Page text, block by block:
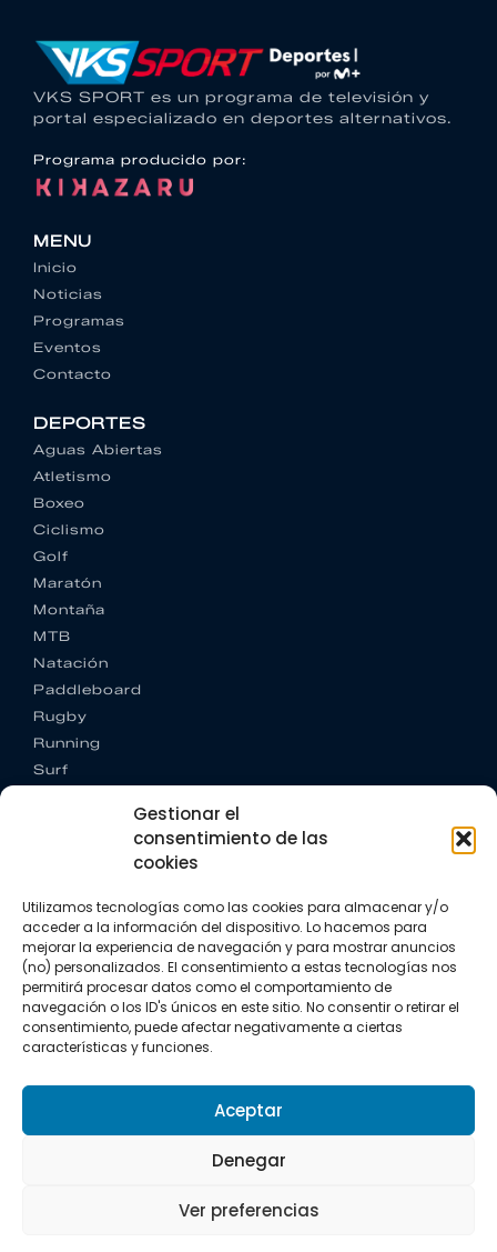
Gestionar el
consentimiento de las
cookies
Utilizamos tecnologías como las cookies para almacenar y/o
acceder a la información del dispositivo. Lo hacemos para
mejorar la experiencia de navegación y para mostrar anuncios
(no) personalizados. El consentimiento a estas tecnologías nos
permitirá procesar datos como el comportamiento de
navegación o los ID's únicos en este sitio. No consentir o retirar el
consentimiento, puede afectar negativamente a ciertas
características y funciones.
Aceptar
Denegar
Ver preferencias
VKS SPORT es un programa de televisión y
portal especializado en deportes alternativos.
Programa producido por:
MENU
Inicio
Noticias
Programas
Eventos
Contacto
DEPORTES
Aguas Abiertas
Atletismo
Boxeo
Ciclismo
Golf
Maratón
Montaña
MTB
Natación
Paddleboard
Rugby
Running
Surf
CONTACTO
+34 662 342 177
info@vkssport.com
SÍGUENOS
Política de privacidad
Política de cookies
Todos los derechos resevados.